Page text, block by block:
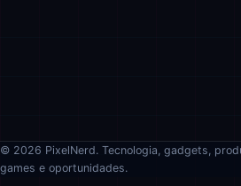
© 2026 PixelNerd. Tecnologia, gadgets,
games e oportunidades.